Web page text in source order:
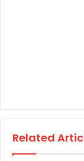
Related